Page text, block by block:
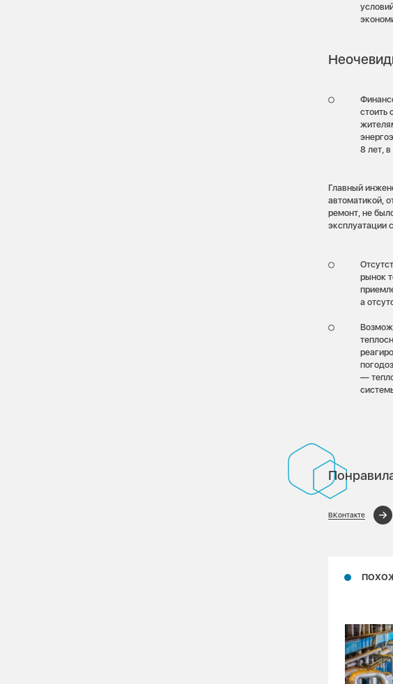
стоить
8 лет,
Главный
автоматикой,
ремонт, не
эксплуатации
рынок
а
—
ВКонтакте